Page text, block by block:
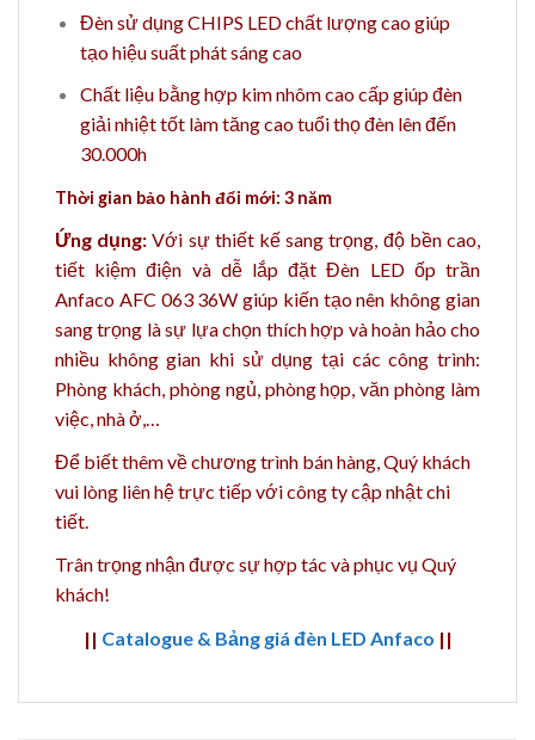
Đèn sử dụng CHIPS LED chất lượng cao giúp
tạo hiệu suất phát sáng cao
Chất liệu bằng hợp kim nhôm cao cấp giúp đèn
giải nhiệt tốt làm tăng cao tuổi thọ đèn lên đến
30.000h
Thời gian bảo hành đổi mới: 3 năm
Ứng dụng:Với sự thiết kế sang trọng, độ bền cao,
tiết kiệm điện và dễ lắp đặt Đèn LED ốp trần
Anfaco AFC 063 36W giúp kiến tạo nên không gian
sang trọng là sự lựa chọn thích hợp và hoàn hảocho
nhiều không gian khi sử dụng tại các công trình:
Phòng khách, phòng ngủ, phòng họp, văn phòng làm
việc, nhà ở,…
Để biết thêm về chương trình bán hàng,Quý khách
vui lòng liên hệ trực tiếp với công ty cập nhật chi
tiết.
Trân trọng nhận được sự hợp tác và phục vụ Quý
khách!
|| Catalogue & Bảng giá đèn LED Anfaco ||